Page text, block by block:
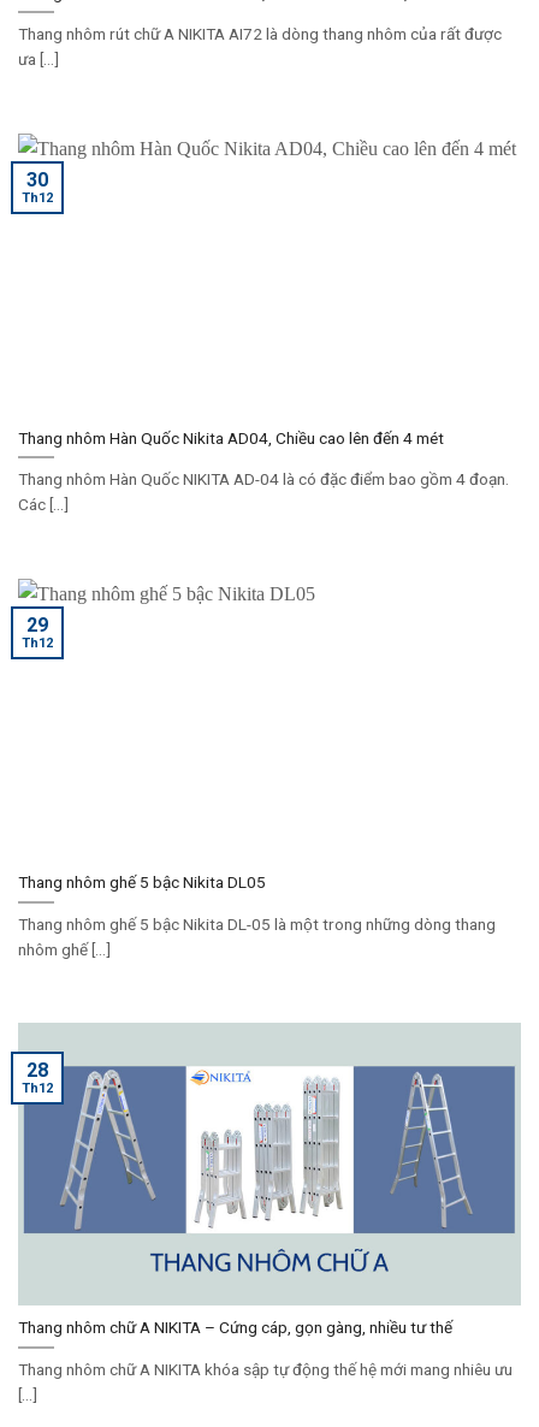
Thang nhôm rút chữ A NIKITA AI72 là dòng thang nhôm của rất được
ưa [...]
Thang nhôm Hàn Quốc Nikita AD04, Chiều cao lên đến 4 mét
Thang nhôm Hàn Quốc NIKITA AD-04 là có đặc điểm bao gồm 4 đoạn.
Các [...]
30
Th12
Thang nhôm ghế 5 bậc Nikita DL05
Thang nhôm ghế 5 bậc Nikita DL-05 là một trong những dòng thang
nhôm ghế [...]
29
Th12
Thang nhôm chữ A NIKITA – Cứng cáp, gọn gàng, nhiều tư thế
Thang nhôm chữ A NIKITA khóa sập tự động thế hệ mới mang nhiêu ưu
[...]
28
Th12